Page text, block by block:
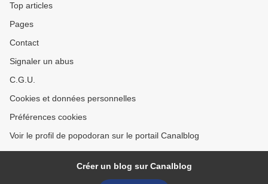
Top articles
Pages
Contact
Signaler un abus
C.G.U.
Cookies et données personnelles
Préférences cookies
Voir le profil de popodoran sur le portail Canalblog
Créer un blog sur Canalblog